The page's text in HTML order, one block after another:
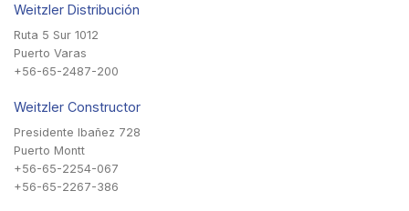
Weitzler Distribución
Ruta 5 Sur 1012
Puerto Varas
+56-65-2487-200
Weitzler Constructor
Presidente Ibañez 728
Puerto Montt
+56-65-2254-067
+56-65-2267-386